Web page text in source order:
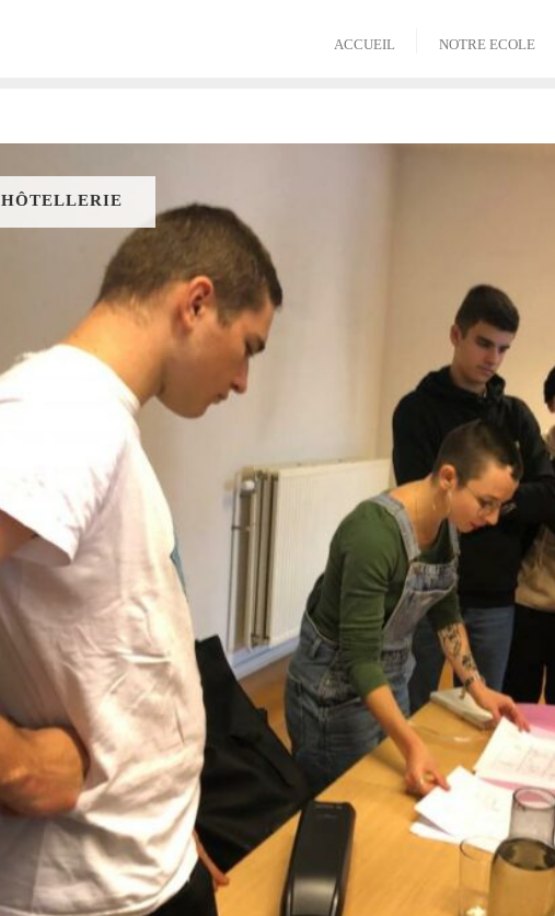
ACCUEIL NOTRE ECOLE
HÔTELLERIE